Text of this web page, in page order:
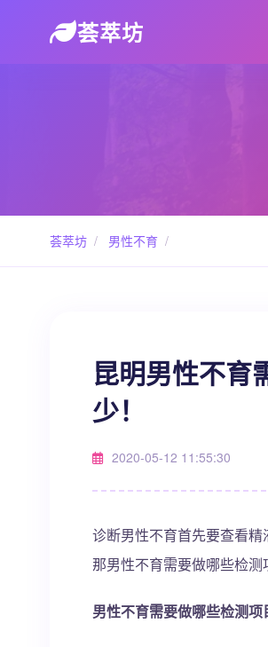
荟萃坊
荟萃坊 / 男性不育 /
昆明男性不育
少！
2020-05-12 11:55:30
诊断男性不育首先要查看精
那男性不育需要做哪些检测
男性不育需要做哪些检测项